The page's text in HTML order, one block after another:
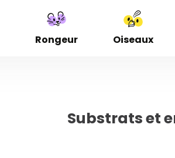
Rongeur Oiseaux
Substrats et